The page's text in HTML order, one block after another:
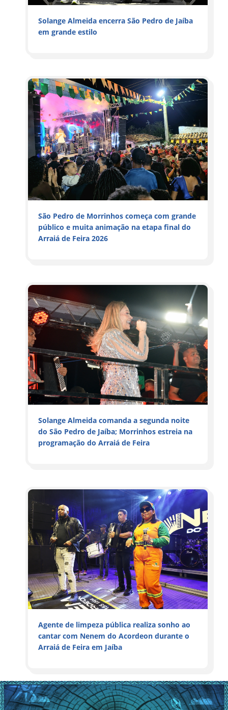
Solange Almeida encerra São Pedro de Jaíba
em grande estilo
São Pedro de Morrinhos começa com grande
público e muita animação na etapa final do
Arraiá de Feira 2026
Solange Almeida comanda a segunda noite
do São Pedro de Jaíba; Morrinhos estreia na
programação do Arraiá de Feira
Agente de limpeza pública realiza sonho ao
cantar com Nenem do Acordeon durante o
Arraiá de Feira em Jaíba